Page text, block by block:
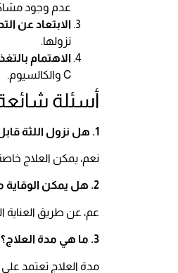
عدم وجود
الابتعاد عن
نزولها.
الاهتمام
C والكالسيوم.
أسئلة
1. هل نزول اللثة قابل للعلاج؟
نعم، يمكن العلاج
2. هل يمكن الوقاية من نزول اللثة؟
عم، عن طريق العناية
3. ما هي مدة العلاج؟
مدة العلاج تعتمد على